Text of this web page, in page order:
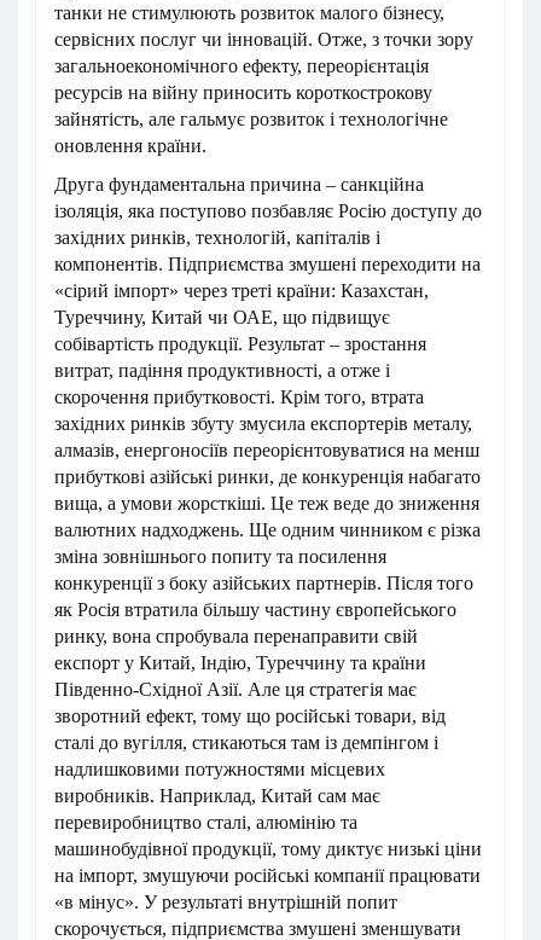
танки не стимулюють розвиток малого бізнесу,
сервісних послуг чи інновацій. Отже, з точки зору
загальноекономічного ефекту, переорієнтація
ресурсів на війну приносить короткострокову
зайнятість, але гальмує розвиток і технологічне
оновлення країни.
Друга фундаментальна причина – санкційна
ізоляція, яка поступово позбавляє Росію доступу до
західних ринків, технологій, капіталів і
компонентів. Підприємства змушені переходити на
«сірий імпорт» через треті країни: Казахстан,
Туреччину, Китай чи ОАЕ, що підвищує
собівартість продукції. Результат – зростання
витрат, падіння продуктивності, а отже і
скорочення прибутковості. Крім того, втрата
західних ринків збуту змусила експортерів металу,
алмазів, енергоносіїв переорієнтовуватися на менш
прибуткові азійські ринки, де конкуренція набагато
вища, а умови жорсткіші. Це теж веде до зниження
валютних надходжень. Ще одним чинником є різка
зміна зовнішнього попиту та посилення
конкуренції з боку азійських партнерів. Після того
як Росія втратила більшу частину європейського
ринку, вона спробувала перенаправити свій
експорт у Китай, Індію, Туреччину та країни
Південно-Східної Азії. Але ця стратегія має
зворотний ефект, тому що російські товари, від
сталі до вугілля, стикаються там із демпінгом і
надлишковими потужностями місцевих
виробників. Наприклад, Китай сам має
перевиробництво сталі, алюмінію та
машинобудівної продукції, тому диктує низькі ціни
на імпорт, змушуючи російські компанії працювати
«в мінус». У результаті внутрішній попит
скорочується, підприємства змушені зменшувати